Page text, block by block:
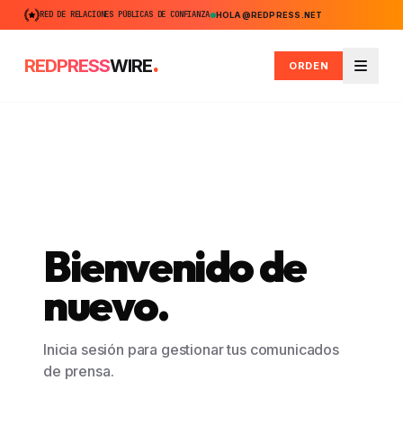
RED DE RELACIONES PÚBLICAS DE CONFIANZA HOLA@REDPRESS.NET
REDPRESSWIRE. ORDEN
Menú
Bienvenido de
nuevo.
Inicia sesión para gestionar tus comunicados
de prensa.